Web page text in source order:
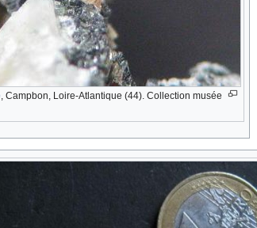
, Campbon, Loire-Atlantique (44). Collection musée